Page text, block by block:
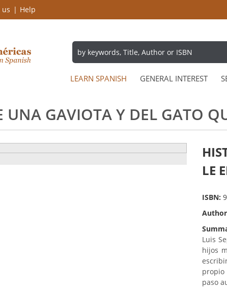
us Help
LEARN SPANISH GENERAL INTEREST
UNA GAVIOTA Y DEL GATO
LE
ISBN:
Luis
hijos
paso